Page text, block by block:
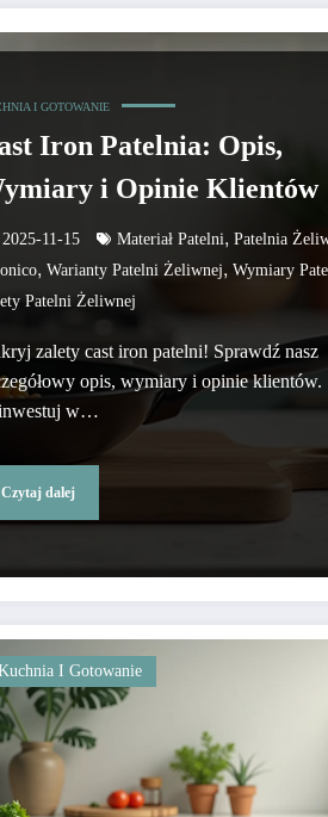
I GOTOWANIE
Iron Patelnia: Opis,
i Opinie Klientów
2025-11-15 Materiał Patelni, Patelnia
, Warianty Patelni Żeliwnej, Wymiary
Patelni Żeliwnej
zalety cast iron patelni! Sprawdź nasz
opis, wymiary i opinie klientów.
w…
Czytaj dalej
I Gotowanie